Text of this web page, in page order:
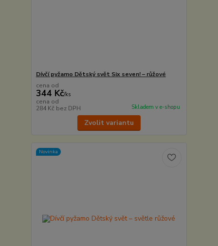
Dívčí pyžamo Dětský svět Six seven! – růžové
cena od
344 Kč/ks
cena od
284 Kč bez DPH Skladem v e-shopu
Zvolit variantu
Novinka